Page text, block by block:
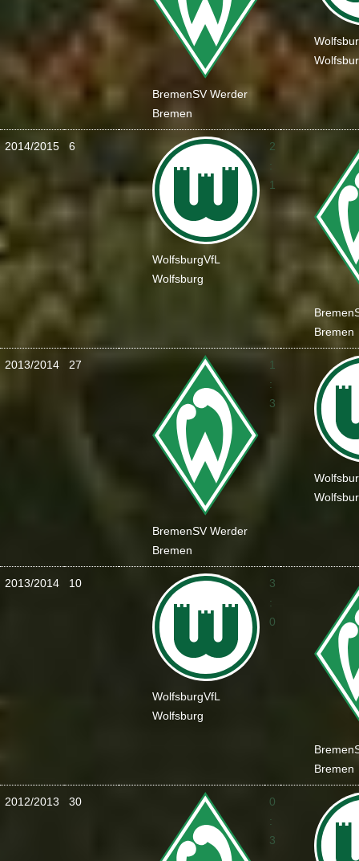
BremenSV Werder
Bremen
2014/2015 6
WolfsburgVfL
Wolfsburg
2
:
1
Bremen
Bremen
2013/2014 27
BremenSV Werder
Bremen
1
:
3
2013/2014 10
WolfsburgVfL
Wolfsburg
3
:
0
Bremen
Bremen
2012/2013 30
0
:
3